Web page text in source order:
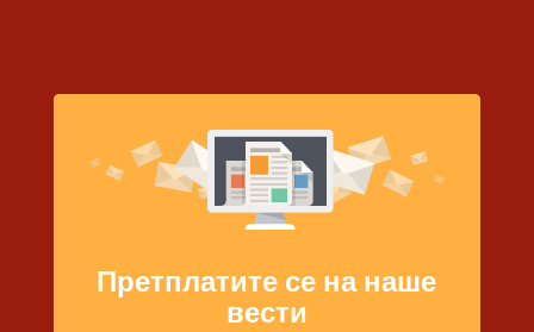
Претплатите се на наше
вести